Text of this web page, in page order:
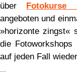
über Fotokurse
angeboten und
»horizonte zingst«
die
auf jeden Fall